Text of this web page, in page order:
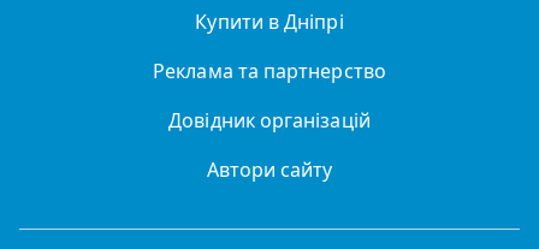
Купити в Дніпрі
Реклама та партнерство
Довідник організацій
Автори сайту